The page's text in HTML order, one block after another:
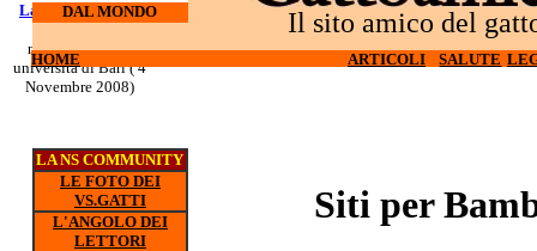
Siti per
HOME ARTICOLI SALUTE
Il sito amico del
DAL MONDO
LA NS COMMUNITY
LE FOTO DEI
VS.GATTI
L'ANGOLO DEI
LETTORI
SALUTE
HOME ARTICOLI
I gatti
Ottobre 2008)
Laureati su cani e
nuovo corso all'
universita di Bari ( 4
Novembre 2008)